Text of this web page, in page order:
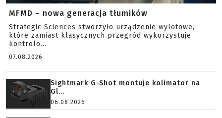
MFMD – nowa generacja tłumików
Strategic Sciences stworzyło urządzenie wylotowe,
które zamiast klasycznych przegród wykorzystuje
kontrolo...
07.08.2026
Sightmark G-Shot montuje kolimator na
Gl...
06.08.2026